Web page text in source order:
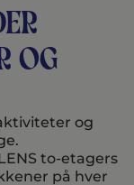
og
og
to-etagers
på hver